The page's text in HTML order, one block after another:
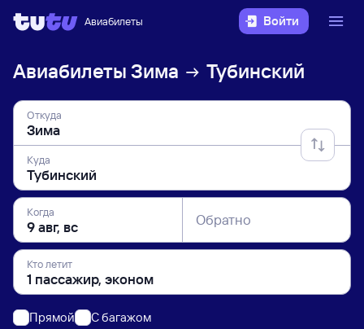
Авиабилеты Войти
Авиабилеты Зима Тубинский
Откуда
Куда
Когда Обратно
Кто летит
Прямой C багажом